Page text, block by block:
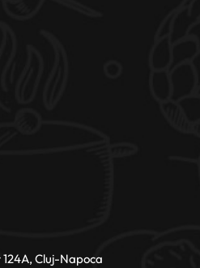
Cluj-Napoca